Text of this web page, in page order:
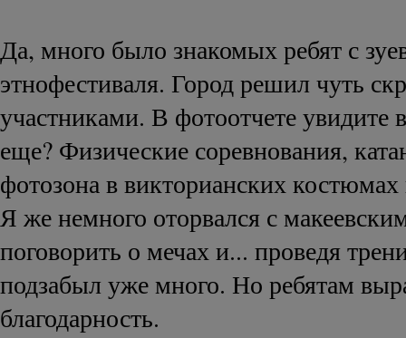
Да, много было знакомых ребят с
этнофестиваля. Город решил чуть
участниками. В фотоотчете увидите
еще? Физические соревнования,
фотозона в викторианских
Я же немного оторвался с
поговорить о мечах и... проведя
подзабыл уже много. Но ребятам
благодарность.